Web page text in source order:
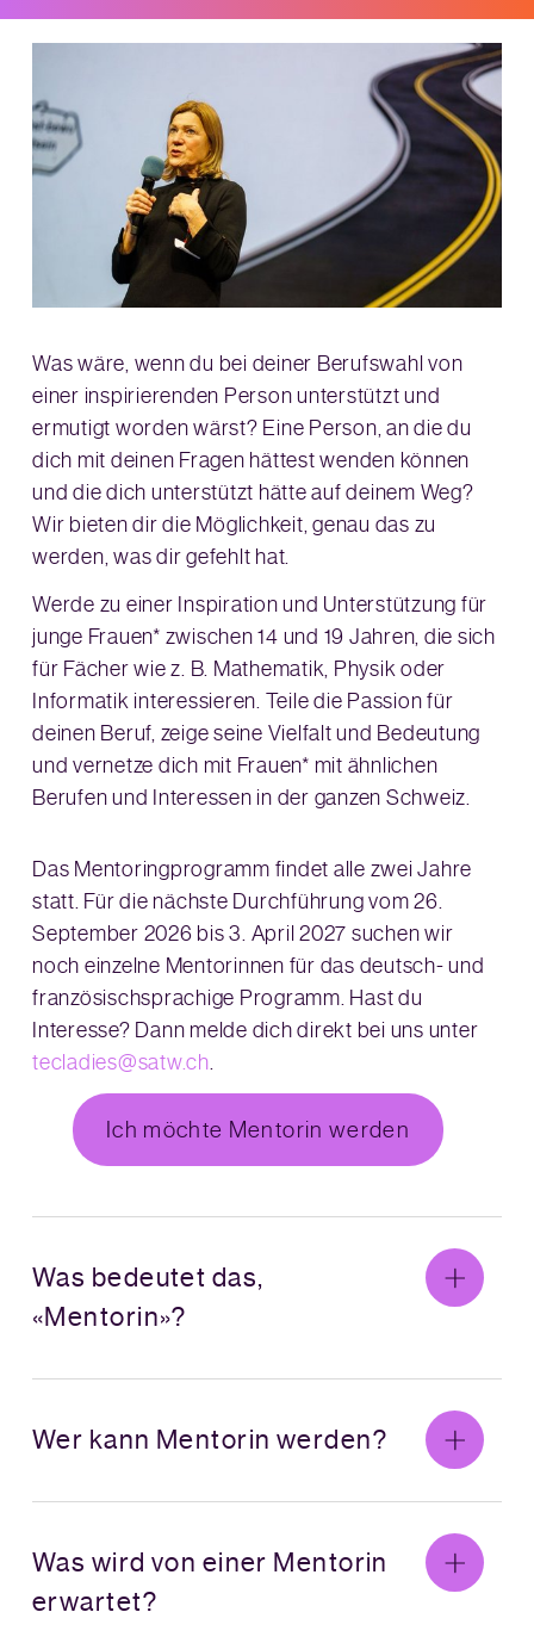
Was wäre, wenn du bei deiner Berufswahl von
einer inspirierenden Person unterstützt und
ermutigt worden wärst? Eine Person, an die du
dich mit deinen Fragen hättest wenden können
und die dich unterstützt hätte auf deinem Weg?
Wir bieten dir die Möglichkeit, genau das zu
werden, was dir gefehlt hat.
Werde zu einer Inspiration und Unterstützung für
junge Frauen* zwischen 14 und 19 Jahren, die sich
für Fächer wie z. B. Mathematik, Physik oder
Informatik interessieren. Teile die Passion für
deinen Beruf, zeige seine Vielfalt und Bedeutung
und vernetze dich mit Frauen* mit ähnlichen
Berufen und Interessen in der ganzen Schweiz.
Das Mentoringprogramm findet alle zwei Jahre
statt. Für die nächste Durchführung vom 26.
September 2026 bis 3. April 2027 suchen wir
noch einzelne Mentorinnen für das deutsch- und
französischsprachige Programm. Hast du
Interesse? Dann melde dich direkt bei uns unter
tecladies@satw.ch
Ich möchte Mentorin werden
Was bedeutet das,
«Mentorin»?
Wer kann Mentorin werden?
Was wird von einer Mentorin
erwartet?